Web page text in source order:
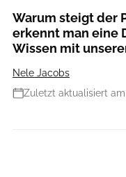
Warum steigt der
erkennt man eine
Wissen mit
Nele Jacobs
Zuletzt aktualisiert am